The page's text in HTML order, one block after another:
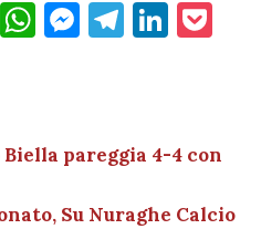
W
A
p
M
g
er
T
a
m
Li
dI
n
et
pareggia 4-4 con
Su Nuraghe Calcio